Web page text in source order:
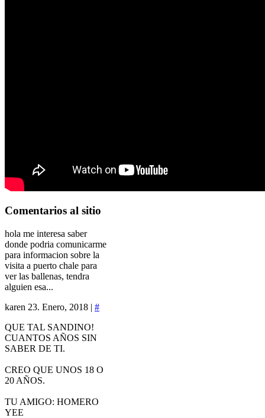
Comentarios al sitio
hola me interesa saber
donde podria comunicarme
para informacion sobre la
visita a puerto chale para
ver las ballenas, tendra
alguien esa...
karen 23. Enero, 2018 | #
QUE TAL SANDINO!
CUANTOS AÑOS SIN
SABER DE TI.
CREO QUE UNOS 18 O
20 AÑOS.
TU AMIGO: HOMERO
YEE